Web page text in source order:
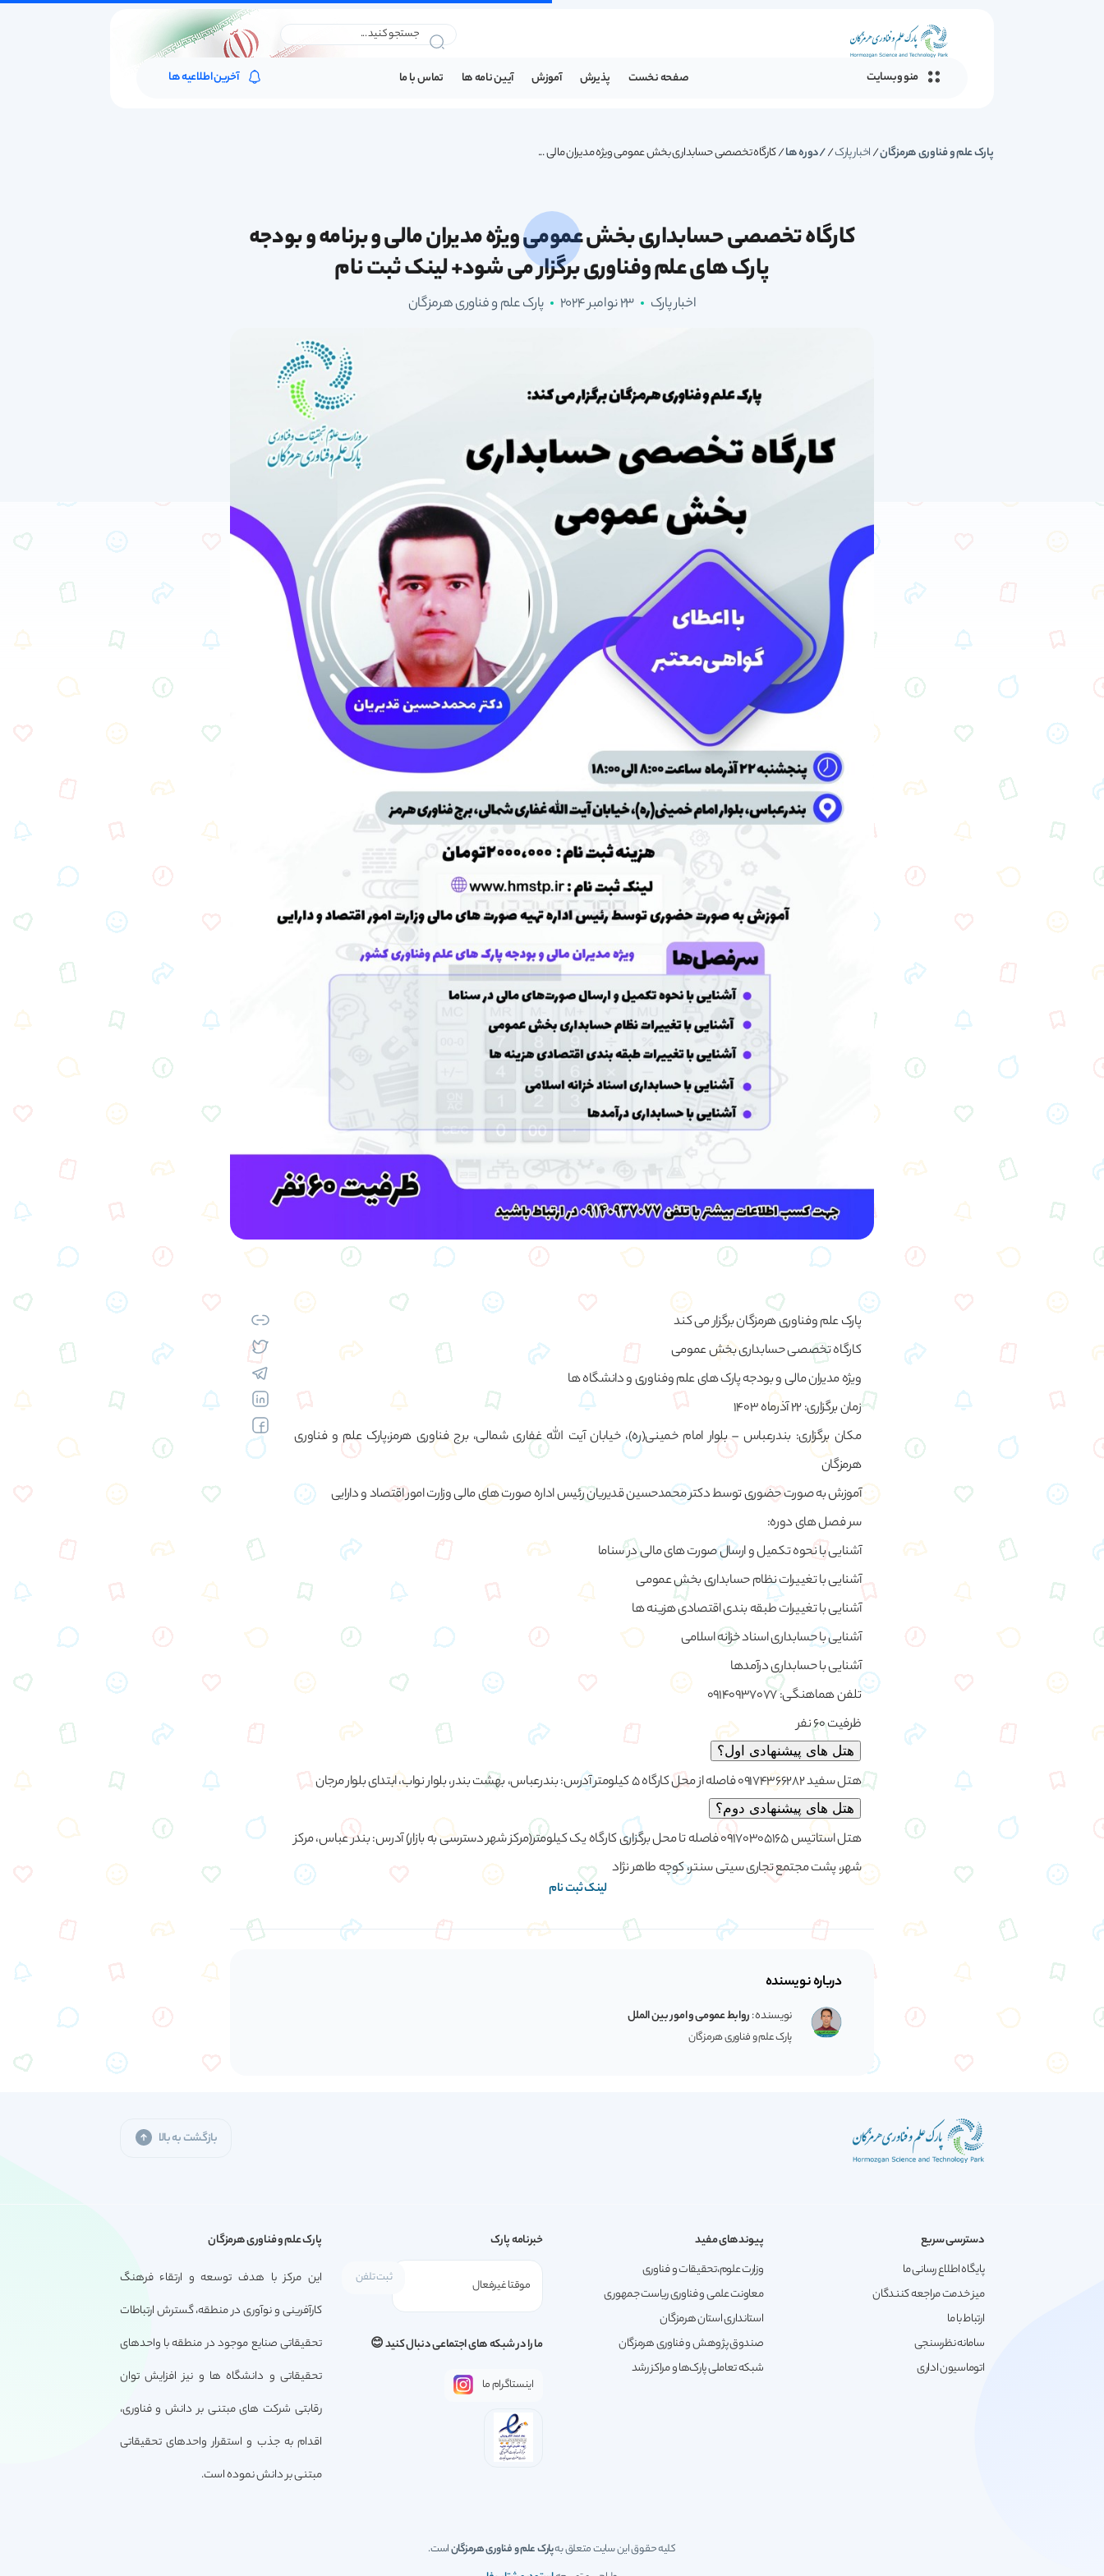
منو وبسایت صفحه نخست پذیرش آموزش آیین نامه ها تماس با ما آخرین اطلاعیه ها
پارک علم و فناوری هرمزگان/اخبار پارک/ دوره ها/کارگاه تخصصی حسابداری بخش عمومی ویژه مدیران مالی ...
کارگاه تخصصی حسابداری بخش عمومی ویژه مدیران مالی و برنامه و بودجه
پارک های علم وفناوری برگزار می شود+ لینک ثبت نام
اخبار پارک 23 نوامبر 2024 پارک علم و فناوری هرمزگان
پارک علم وفناوری هرمزگان برگزار می کند
کارگاه تخصصی حسابداری بخش عمومی
ویژه مدیران مالی و بودجه پارک های علم وفناوری و دانشگاه ها
زمان برگزاری: 22 آذرماه 1403
مکان برگزاری: بندرعباس – بلوار امام خمینی(ره)، خیابان آیت الله غفاری شمالی، برج فناوری هرمز،پارک علم و فناوری
هرمزگان
آموزش به صورت حضوری توسط دکتر محمدحسین قدیریان رئیس اداره صورت های مالی وزارت امور اقتصاد و دارایی
سر فصل های دوره:
آشنایی با نحوه تکمیل و ارسال صورت های مالی در سناما
آشنایی با تغییرات نظام حسابداری بخش عمومی
آشنایی با تغییرات طبقه بندی اقتصادی هزینه ها
آشنایی با حسابداری اسناد خزانه اسلامی
آشنایی با حسابداری درآمدها
تلفن هماهنگی: 09140937077
ظرفیت 60 نفر
هتل های پیشنهادی اول؟
هتل سفید 09174366282 فاصله از محل کارگاه 5 کیلومتر آدرس: بندرعباس، بهشت بندر، بلوار نواب، ابتدای بلوار مرجان
هتل های پیشنهادی دوم؟
هتل استاتیس 09170305165 فاصله تا محل برگزاری کارگاه یک کیلومتر(مرکز شهر دسترسی به بازار) آدرس: بندر عباس، مرکز
شهر، پشت مجتمع تجاری سیتی سنتر، کوچه طاهر نژاد
لینک ثبت نام
درباره نویسنده
نویسنده :روابط عمومی و امور بین الملل
پارک علم و فناوری هرمزگان
بازگشت به بالا
دسترسی سریع
پایگاه اطلاع رسانی ما
میز خدمت مراجعه کنندگان
ارتباط با ما
سامانه نظرسنجی
اتوماسیون اداری
پیوندهای مفید
وزارت علوم،تحقیقات و فناوری
معاونت علمی و فناوری ریاست جمهوری
استانداری استان هرمزگان
صندوق پژوهش و فناوری هرمزگان
شبکه تعاملی پارک‌ها و مراکز رشد
خبرنامه پارک
ما را در شبکه های اجتماعی دنبال کنید 😊
اینستاگرام ما
پارک علم و فناوری هرمزگان
این مرکز با هدف توسعه و ارتقاء فرهنگ
کارآفرینی و نوآوری در منطقه، گسترش ارتباطات
تحقیقاتی صنایع موجود در منطقه با واحدهای
تحقیقاتی و دانشگاه ها و نیز افزایش توان
رقابتی شرکت های مبتنی بر دانش و فناوری،
اقدام به جذب و استقرار واحدهای تحقیقاتی
مبتنی بر دانش نموده است.
کلیه حقوق این سایت متعلق بهپارک علم و فناوری هرمزگاناست.